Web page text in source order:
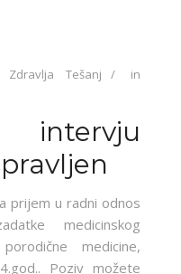
Zdravlja Tešanj
in
prijem u radni odnos
medicinskog
medicine,
Poziv možete